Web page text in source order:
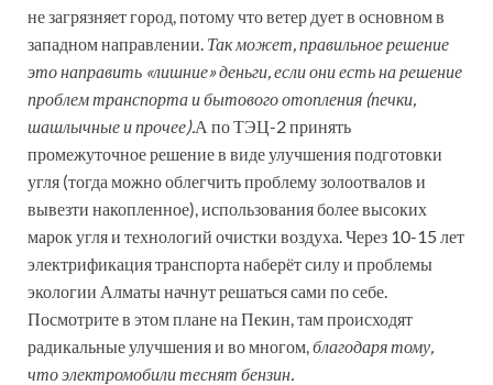
не загрязняет город, потому что ветер дует в основном в
западном направлении. Так может, правильное решение
это направить «лишние» деньги, если они есть на решение
проблем транспорта и бытового отопления (печки,
шашлычные и прочее).А по ТЭЦ-2 принять
промежуточное решение в виде улучшения подготовки
угля (тогда можно облегчить проблему золоотвалов и
вывезти накопленное), использования более высоких
марок угля и технологий очистки воздуха. Через 10-15 лет
электрификация транспорта наберёт силу и проблемы
экологии Алматы начнут решаться сами по себе.
Посмотрите в этом плане на Пекин, там происходят
радикальные улучшения и во многом,благодаря тому,
что электромобили теснят бензин.